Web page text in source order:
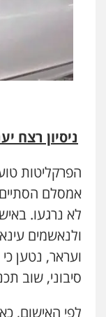
ניסיון רצח
הפרקליטות
אמסלם הסתיים
לא נרגעו.
ולנאשמים
ועראר, נטען
סיבוני, שוב
לפי האישום,